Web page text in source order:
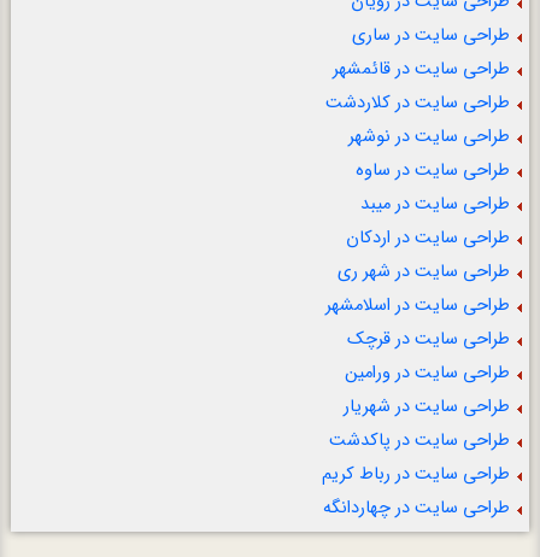
طراحی سایت در ساری
طراحی سایت در قائمشهر
طراحی سایت در کلاردشت
طراحی سایت در نوشهر
طراحی سایت در ساوه
طراحی سایت در میبد
طراحی سایت در اردکان
طراحی سایت در شهر ری
طراحی سایت در اسلامشهر
طراحی سایت در قرچک
طراحی سایت در ورامین
طراحی سایت در شهریار
طراحی سایت در پاکدشت
طراحی سایت در رباط کریم
طراحی سایت در چهاردانگه